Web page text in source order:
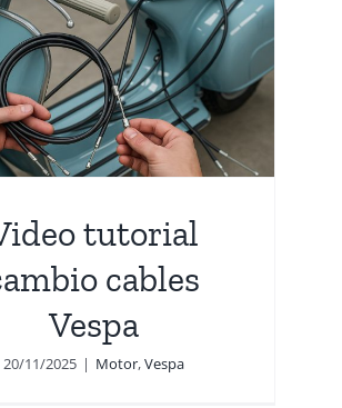
tutorial
cables
Vespa
20/11/2025 | Motor,Vespa